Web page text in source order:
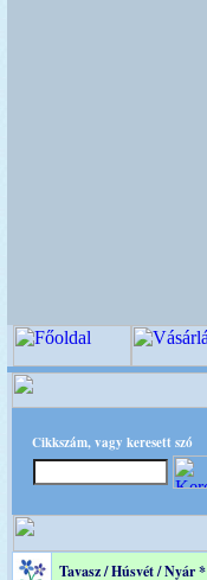
Cikkszám, vagy keresett szó
Tavasz / Húsvét / Nyár *